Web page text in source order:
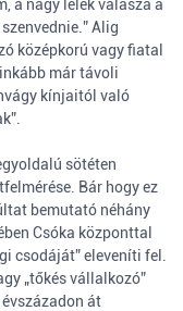
a nagy lélek válasza a
Alig
középkorú vagy fiatal
már távoli
kínjaitól való
sötéten
Bár hogy ez
bemutató néhány
Csóka központtal
csodáját” eleveníti fel.
„tőkés vállalkozó”
át